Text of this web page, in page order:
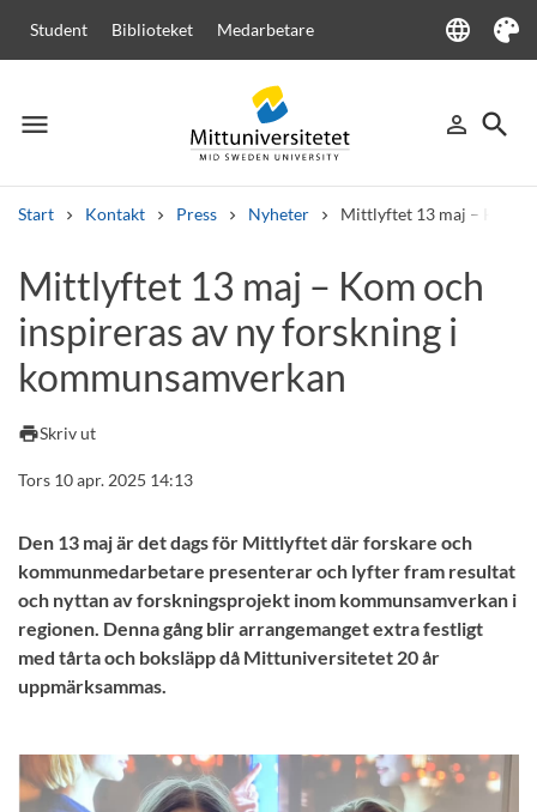
Student Biblioteket Medarbetare language
Language
Tema
menu
Meny person_outline
Logga in
search
Sök
Start Kontakt Press Nyheter Mittlyftet 13 maj – Kom
Andra söktjänster
Kurser och programKursplaner VälkomstbrevPersonal
Lediga jobb
Mittlyftet 13 maj – Kom och
inspireras av ny forskning i
kommunsamverkan
printSkriv ut
Tors 10 apr. 2025 14:13
Den 13 maj är det dags för Mittlyftet där forskare och
kommunmedarbetare presenterar och lyfter fram resultat
och nyttan av forskningsprojekt inom kommunsamverkan i
regionen. Denna gång blir arrangemanget extra festligt
med tårta och boksläpp då Mittuniversitetet 20 år
uppmärksammas.